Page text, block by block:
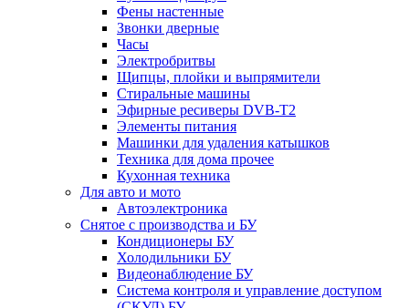
Фены настенные
Звонки дверные
Часы
Электробритвы
Щипцы, плойки и выпрямители
Стиральные машины
Эфирные ресиверы DVB-T2
Элементы питания
Машинки для удаления катышков
Техника для дома прочее
Кухонная техника
Для авто и мото
Автоэлектроника
Снятое с производства и БУ
Кондиционеры БУ
Холодильники БУ
Видеонаблюдение БУ
Система контроля и управление доступом